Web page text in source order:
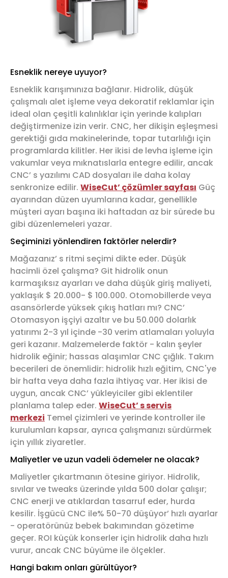
Esneklik nereye uyuyor?
Esneklik karışımınıza bağlanır. Hidrolik, düşük
çalışmalı alet işleme veya dekoratif reklamlar için
ideal olan çeşitli kalınlıklar için yerinde kalıpları
değiştirmenize izin verir. CNC, her dikişin eşleşmesi
gerektiği gıda makinelerinde, topar tutarlılığı için
programlarda kilitler. Her ikisi de levha işleme için
vakumlar veya mıknatıslarla entegre edilir, ancak
CNC’ s yazılımı CAD dosyaları ile daha kolay
senkronize edilir. WiseCut’ çözümler sayfası Güç
ayarından düzen uyumlarına kadar, genellikle
müşteri ayarı başına iki haftadan az bir sürede bu
gibi düzenlemeleri yazar.
Seçiminizi yönlendiren faktörler nelerdir?
Mağazanız’ s ritmi seçimi dikte eder. Düşük
hacimli özel çalışma? Git hidrolik onun
karmaşıksız ayarları ve daha düşük giriş maliyeti,
yaklaşık $ 20.000- $ 100.000. Otomobillerde veya
asansörlerde yüksek çıkış hatları mı? CNC’
Otomasyon işçiyi azaltır ve bu 50.000 dolarlık
yatırımı 2-3 yıl içinde -30 verim atlamaları yoluyla
geri kazanır. Malzemelerde faktör - kalın şeyler
hidrolik eğinir; hassas alaşımlar CNC çığlık. Takım
becerileri de önemlidir: hidrolik hızlı eğitim, CNC'ye
bir hafta veya daha fazla ihtiyaç var. Her ikisi de
uygun, ancak CNC’ yükleyiciler gibi eklentiler
planlama talep eder. WiseCut’ s servis
merkezi Temel çizimleri ve yerinde kontroller ile
kurulumları kapsar, ayrıca çalışmanızı sürdürmek
için yıllık ziyaretler.
Maliyetler ve uzun vadeli ödemeler ne olacak?
Maliyetler çıkartmanın ötesine giriyor. Hidrolik,
sıvılar ve tweaks üzerinde yılda 500 dolar çalışır;
CNC enerji ve atıklardan tasarruf eder, hurda
kesilir. İşgücü CNC ile% 50-70 düşüyor’ hızlı ayarlar
- operatörünüz bebek bakımından gözetime
geçer. ROI küçük konserler için hidrolik daha hızlı
vurur, ancak CNC büyüme ile ölçekler.
Hangi bakım onları gürültüyor?